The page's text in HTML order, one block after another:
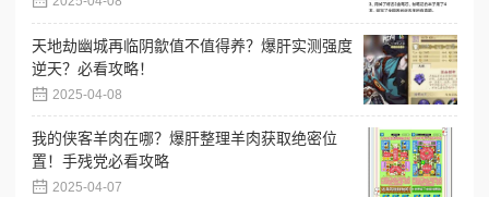
天地劫幽城再临阴歙值不值得养？爆肝实测强度
逆天？必看攻略！
2025-04-08
我的侠客羊肉在哪？爆肝整理羊肉获取绝密位
置！手残党必看攻略
2025-04-07